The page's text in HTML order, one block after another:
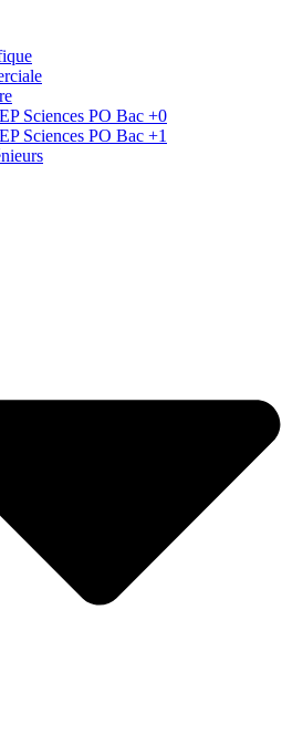
Sciences PO Bac +0
Sciences PO Bac +1